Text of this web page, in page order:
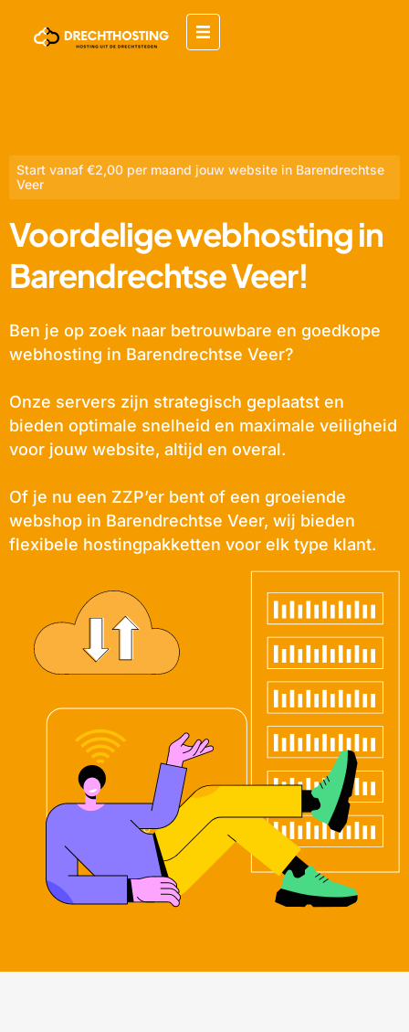
Start vanaf €2,00 per maand jouw website in Barendrechtse
Veer
Voordelige webhosting in
Barendrechtse Veer!
Ben je op zoek naar betrouwbare en goedkope
webhosting in Barendrechtse Veer?
Onze servers zijn strategisch geplaatst en
bieden optimale snelheid en maximale veiligheid
voor jouw website, altijd en overal.
Of je nu een ZZP’er bent of een groeiende
webshop in Barendrechtse Veer, wij bieden
flexibele hostingpakketten voor elk type klant.